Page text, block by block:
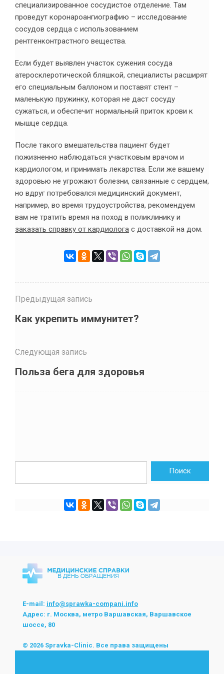
специализированное сосудистое отделение. Там
проведут коронароангиографию – исследование
сосудов сердца с использованием
рентгенконтрастного вещества.
Если будет выявлен участок сужения сосуда
атеросклеротической бляшкой, специалисты расширят
его специальным баллоном и поставят стент –
маленькую пружинку, которая не даст сосуду
сужаться, и обеспечит нормальный приток крови к
мышце сердца.
После такого вмешательства пациент будет
пожизненно наблюдаться участковым врачом и
кардиологом, и принимать лекарства. Если же вашему
здоровью не угрожают болезни, связанные с сердцем,
но вдруг потребовался медицинский документ,
например, во время трудоустройства, рекомендуем
вам не тратить время на поход в поликлинику и
заказать справку от кардиолога с доставкой на дом.
Предыдущая запись
Как укрепить иммунитет?
Следующая запись
Польза бега для здоровья
E-mail: info@sprawka-compani.info
Адрес: г. Москва, метро Варшавская, Варшавское
шоссе, 80
© 2026 Spravka-Clinic. Все права защищены